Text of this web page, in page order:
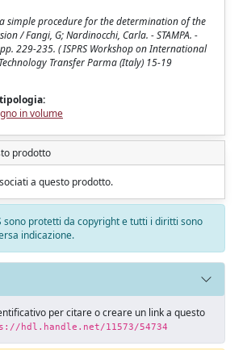
simple procedure for the determination of the
/ Fangi, G; Nardinocchi, Carla. - STAMPA. -
229-235. ( ISPRS Workshop on International
Transfer Parma (Italy) 15-19
in volume
prodotto
a questo prodotto.
sono protetti da copyright e tutti i diritti sono
indicazione.
per citare o creare un link a questo
hdl.handle.net/11573/54734